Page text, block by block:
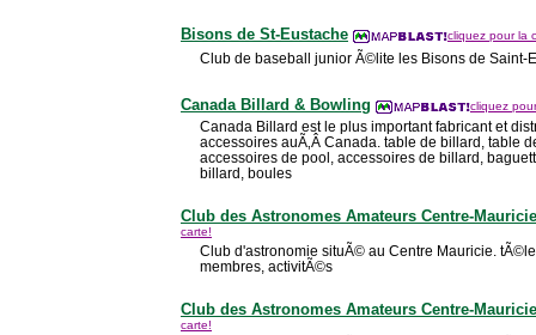
Bisons de St-Eustache cliquez pour la
Club de baseball junior Ã©lite les Bisons de Saint-
Canada Billard & Bowling cliquez
Canada Billard est le plus important fabricant et
accessoires auÃ‚Â Canada. table de billard, table
accessoires de pool, accessoires de billard,
billard, boules
Club des Astronomes Amateurs Centre-Mauricie
carte!
Club d'astronomie situÃ© au Centre Mauricie.
membres, activitÃ©s
Club des Astronomes Amateurs Centre-Mauricie
carte!